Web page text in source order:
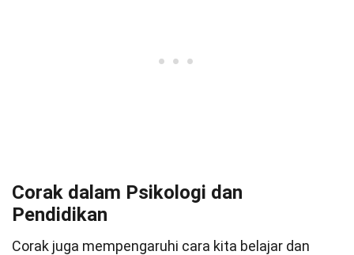
Corak dalam Psikologi dan
Pendidikan
Corak juga mempengaruhi cara kita belajar dan